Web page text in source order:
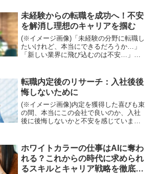
未経験からの転職を成功へ！不安
を解消し理想のキャリアを掴む
(※イメージ画像)「未経験の分野に転職し
たいけれど、本当にできるだろうか…」
「新しい業界に飛び込むのは不安…」。
不可能ではありません。むしろ、これま
での経験や培ってきたス...
転職内定後のリサーチ：入社後後
悔しないために
(※イメージ画像)内定を獲得した喜びも束
の間、本当にこの会社で良いのか、入社
後に後悔しないかと不安を感じていませ
のキャリアを成功に導くために非常に重
要です。内定はゴールで...
ホワイトカラーの仕事はAIに奪わ
れる？これからの時代に求められ
るスキルとキャリア戦略を徹底解